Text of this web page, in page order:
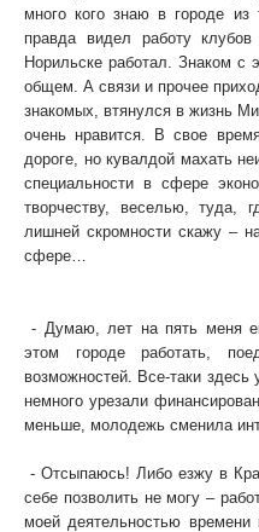
много кого знаю в городе из
правда видел работу
Норильске работал. Знаком с
общем. А связи и прочее
знакомых, втянулся в жизнь
очень нравится. В свое
дороге, но кувалдой махать
специальности в сфере
творчеству, веселью, туда,
лишней скромности скажу –
сфере…
- Думаю, лет на пять меня
этом городе работать,
возможностей. Все-таки
немного урезали
меньше, молодежь сменила
- Отсыпаюсь! Либо езжу в
себе позволить не могу –
моей деятельностью